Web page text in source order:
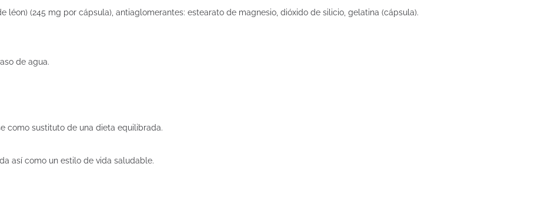
léon) (245 mg por cápsula), antiaglomerantes: estearato de magnesio, dióxido de silicio, gelatina (cápsula).
de agua.
como sustituto de una dieta equilibrada.
así como un estilo de vida saludable.